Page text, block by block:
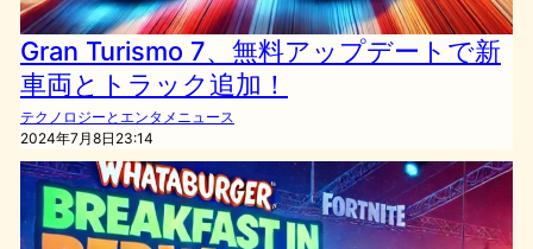
Gran Turismo 7、無料アップデートで新
車両とトラック追加！
テクノロジーとエンタメニュース
2024年7月8日23:14